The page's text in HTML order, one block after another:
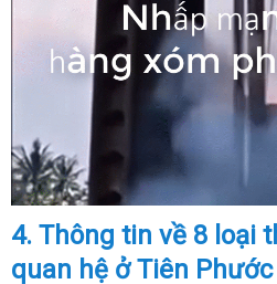
4. Thông tin về 8 loại
quan hệ ở Tiên